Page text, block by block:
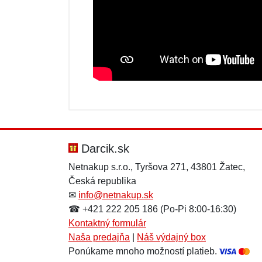
Správa*
Správa*
Darcik.sk
Netnakup s.r.o., Tyršova 271, 43801 Žatec,
Česká republika
✉ info@netnakup.sk
☎ +421 222 205 186 (Po-Pi 8:00-16:30)
Kontaktný formulár
Naša predajňa
Náš výdajný box
Ponúkame mnoho možností platieb.